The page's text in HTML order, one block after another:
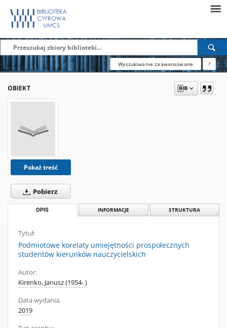
Wyszukiwanie zaawansowane ?
OBIEKT
Pokaż treść
Pobierz
OPIS INFORMACJE STRUKTURA
Tytuł:
Podmiotowe korelaty umiejętności prospołecznych
studentów kierunków nauczycielskich
Autor:
Kirenko, Janusz (1954- )
Data wydania:
2019